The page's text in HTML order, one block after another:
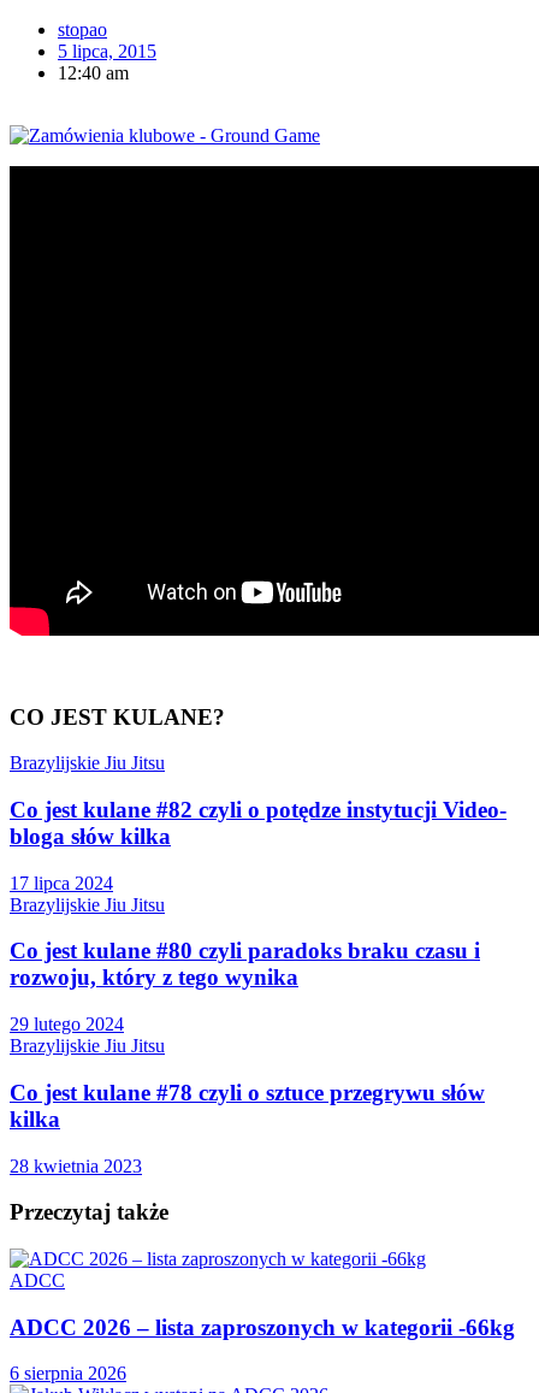
stopao
5 lipca, 2015
12:40 am
CO JEST KULANE?
Brazylijskie Jiu Jitsu
Co jest kulane #82 czyli o potędze instytucji Video-
bloga słów kilka
17 lipca 2024
Brazylijskie Jiu Jitsu
Co jest kulane #80 czyli paradoks braku czasu i
rozwoju, który z tego wynika
29 lutego 2024
Brazylijskie Jiu Jitsu
Co jest kulane #78 czyli o sztuce przegrywu słów
kilka
28 kwietnia 2023
Przeczytaj także
ADCC
ADCC 2026 – lista zaproszonych w kategorii -66kg
6 sierpnia 2026